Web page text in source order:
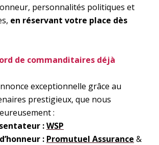
personnalités politiques et
en réservant votre place dès
de commanditaires déjà
exceptionnelle grâce au
prestigieux, que nous
:
:WSP
: Promutuel Assurance &